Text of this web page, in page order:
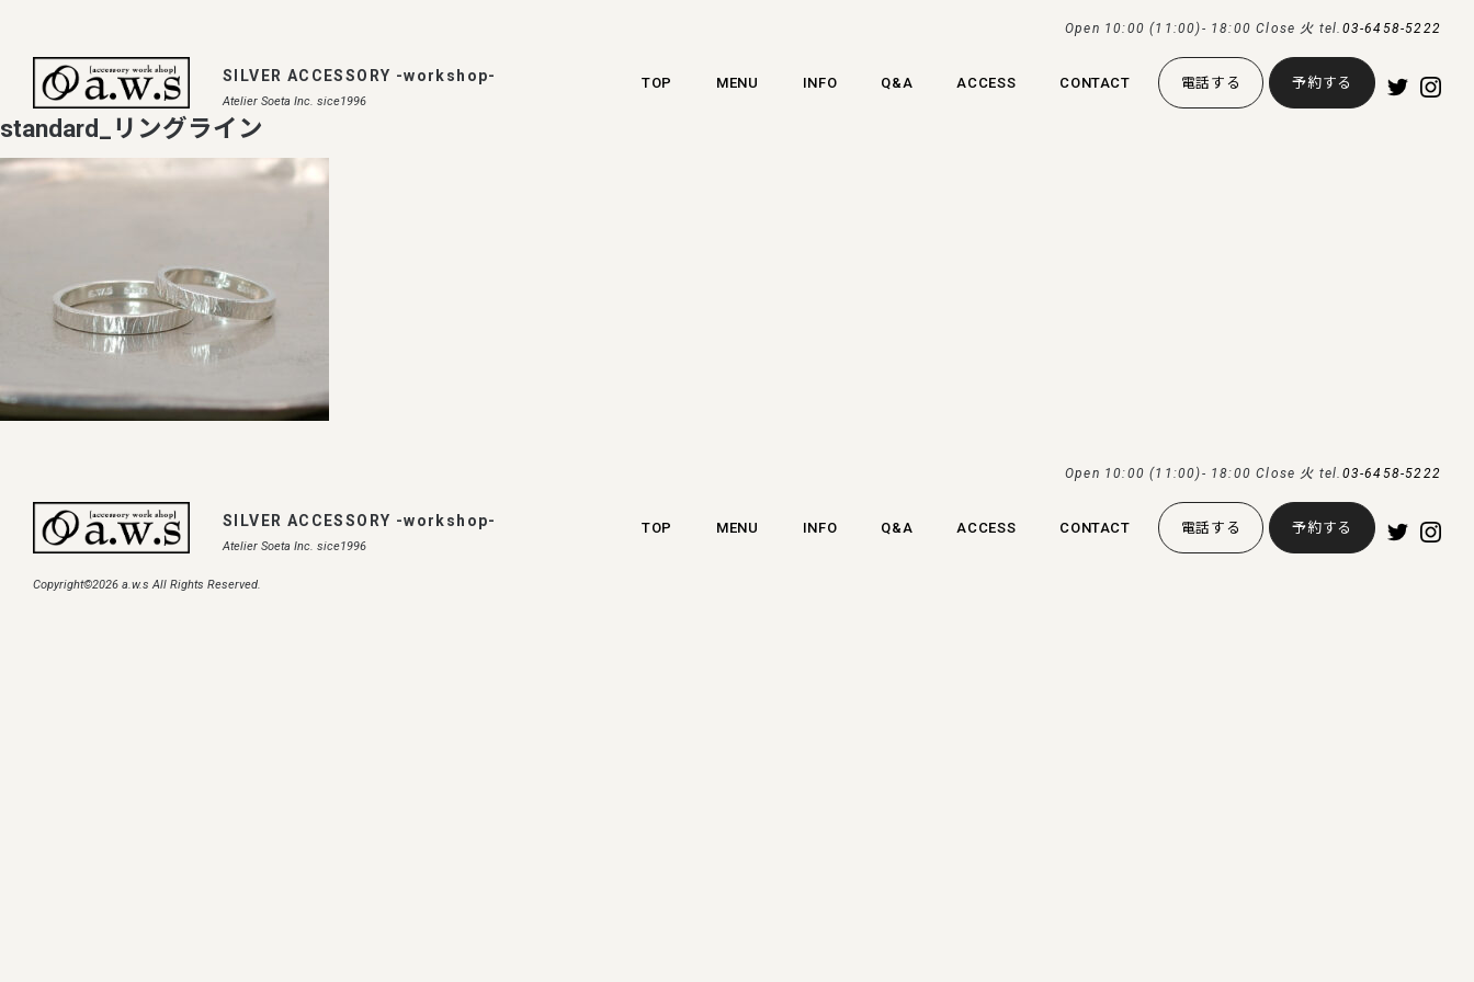
Open 10:00 (11:00)- 18:00 Close 火 tel. 03-6458-5222
SILVER ACCESSORY -workshop-
Atelier Soeta Inc. sice1996
TOP MENU INFO Q&A ACCESS CONTACT 電話する 予約する
standard_リングライン
Open 10:00 (11:00)- 18:00 Close 火 tel. 03-6458-5222
SILVER ACCESSORY -workshop-
Atelier Soeta Inc. sice1996
TOP MENU INFO Q&A ACCESS CONTACT 電話する 予約する
Copyright©2026 a.w.s All Rights Reserved.